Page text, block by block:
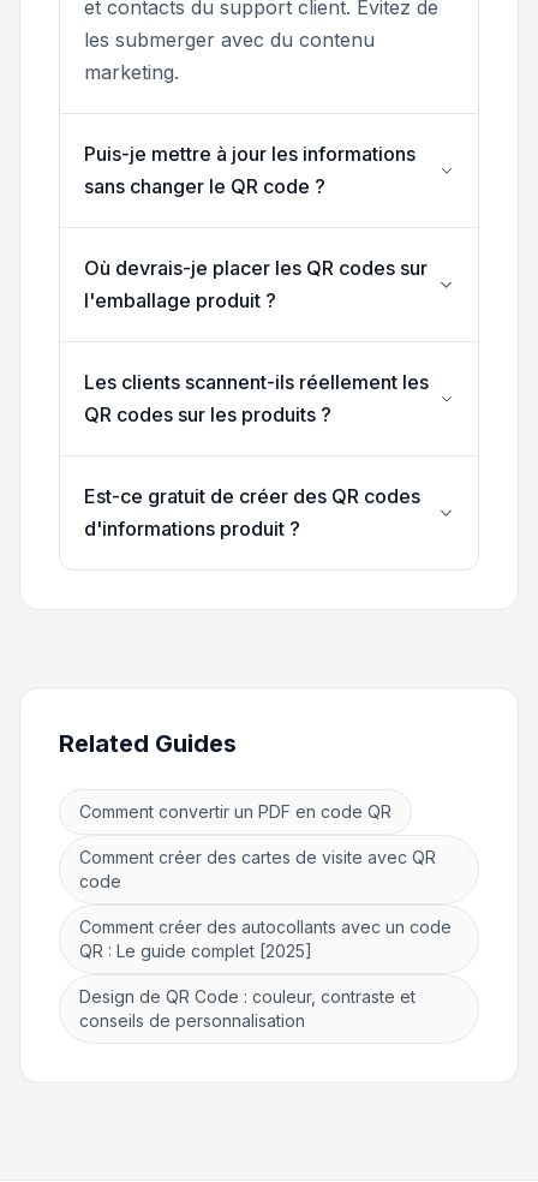
et contacts du support client. Évitez de
les submerger avec du contenu
marketing.
Puis-je mettre à jour les informations
sans changer le QR code ?
Où devrais-je placer les QR codes sur
l'emballage produit ?
Les clients scannent-ils réellement les
QR codes sur les produits ?
Est-ce gratuit de créer des QR codes
d'informations produit ?
Related Guides
Comment convertir un PDF en code QR
Comment créer des cartes de visite avec QR
code
Comment créer des autocollants avec un code
QR : Le guide complet [2025]
Design de QR Code : couleur, contraste et
conseils de personnalisation